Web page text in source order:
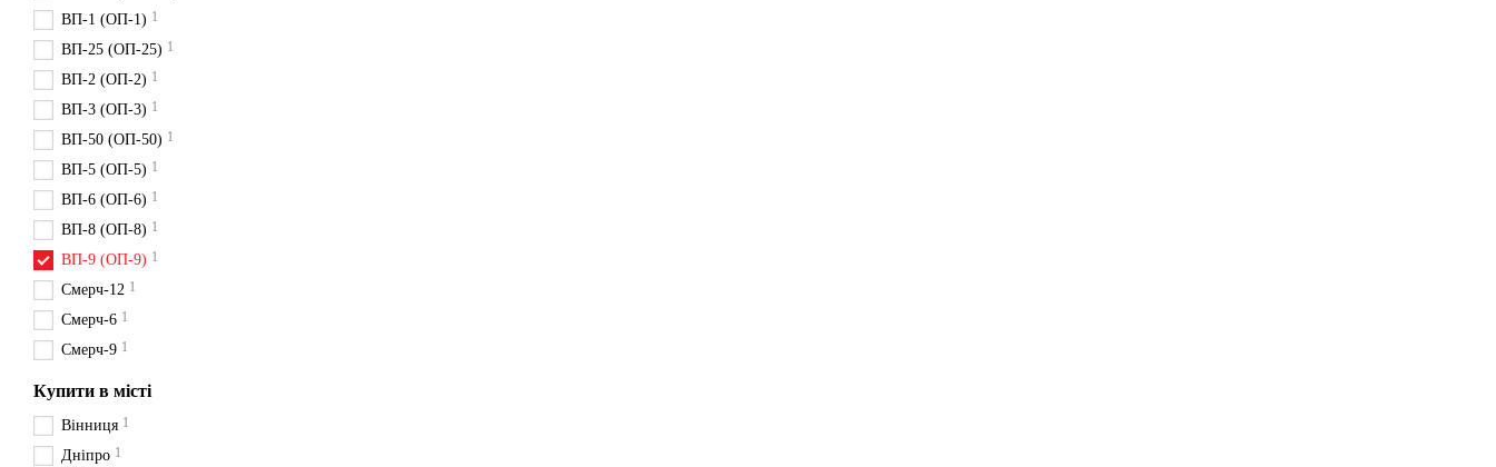
ВП-1 (ОП-1) 1
ВП-25 (ОП-25) 1
ВП-2 (ОП-2) 1
ВП-3 (ОП-3) 1
ВП-50 (ОП-50) 1
ВП-5 (ОП-5) 1
ВП-6 (ОП-6) 1
ВП-8 (ОП-8) 1
ВП-9 (ОП-9) 1
Смерч-12 1
Смерч-6 1
Смерч-9 1
Купити в місті
Вінниця 1
Дніпро 1